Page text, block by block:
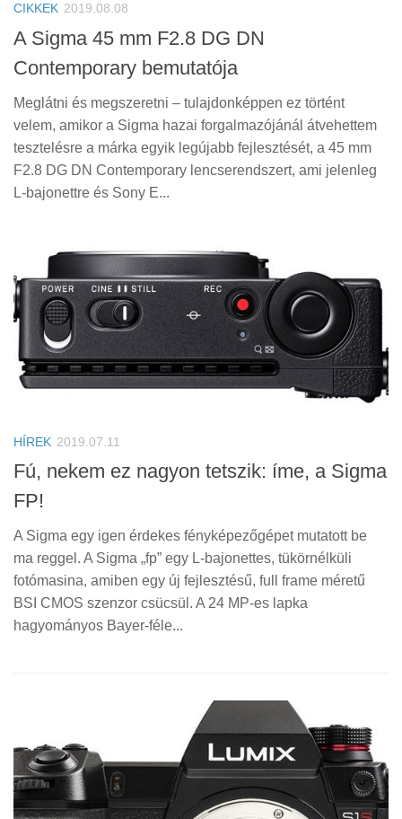
CIKKEK 2019.08.08
A Sigma 45 mm F2.8 DG DN
Contemporary bemutatója
Meglátni és megszeretni – tulajdonképpen ez történt
velem, amikor a Sigma hazai forgalmazójánál átvehettem
tesztelésre a márka egyik legújabb fejlesztését, a 45 mm
F2.8 DG DN Contemporary lencserendszert, ami jelenleg
L-bajonettre és Sony E...
HÍREK 2019.07.11
Fú, nekem ez nagyon tetszik: íme, a Sigma
FP!
A Sigma egy igen érdekes fényképezőgépet mutatott be
ma reggel. A Sigma „fp” egy L-bajonettes, tükörnélküli
fotómasina, amiben egy új fejlesztésű, full frame méretű
BSI CMOS szenzor csücsül. A 24 MP-es lapka
hagyományos Bayer-féle...